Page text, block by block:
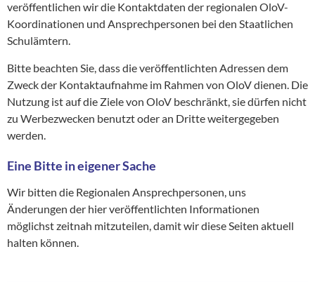
veröffentlichen wir die Kontaktdaten der regionalen OloV-
Koordinationen und Ansprechpersonen bei den Staatlichen
Schulämtern.
Bitte beachten Sie, dass die veröffentlichten Adressen dem
Zweck der Kontaktaufnahme im Rahmen von OloV dienen. Die
Nutzung ist auf die Ziele von OloV beschränkt, sie dürfen nicht
zu Werbezwecken benutzt oder an Dritte weitergegeben
werden.
Eine Bitte in eigener Sache
Wir bitten die Regionalen Ansprechpersonen, uns
Änderungen der hier veröffentlichten Informationen
möglichst zeitnah mitzuteilen, damit wir diese Seiten aktuell
halten können.